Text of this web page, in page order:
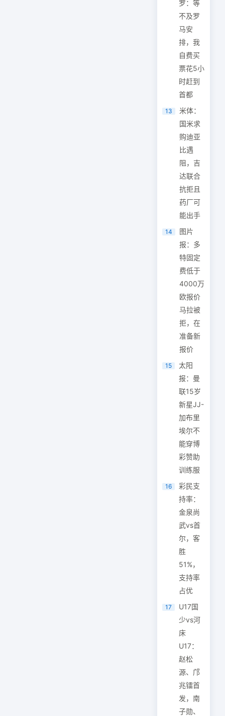
罗：等
不及罗
马安
排，我
自费买
票花5小
时赶到
首都
13
米体：
国米求
购迪亚
比遇
阻，吉
达联合
抗拒且
药厂可
能出手
14
图片
报：多
特固定
费低于
4000万
欧报价
马拉被
拒，在
准备新
报价
15
太阳
报：曼
联15岁
新星JJ-
加布里
埃尔不
能穿博
彩赞助
训练服
16
彩民支
持率：
金泉尚
武vs首
尔，客
胜
51%，
支持率
占优
17
U17国
少vs河
床
U17：
赵松
源、邝
兆镭首
发，南
子勋、